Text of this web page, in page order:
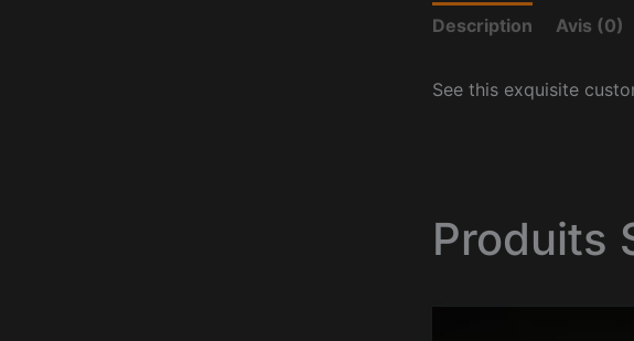
Description Avis (0)
See this exquisite
Produits